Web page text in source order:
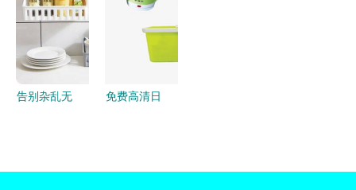
的诗意
告别杂乱无
免费高清日